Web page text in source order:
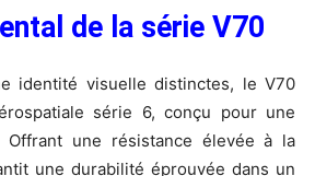
de la série V70
identité visuelle distinctes, le V70
série 6, conçu pour une
une résistance élevée à la
une durabilité éprouvée dans un